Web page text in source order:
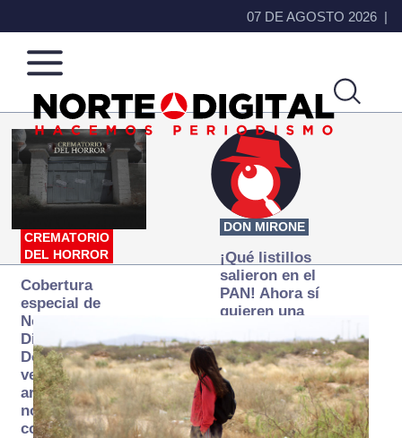
07 DE AGOSTO 2026
Norte
de
Ciudad
Más
que
noticias,
hacemos periodismo
CREMATORIO
DEL HORROR
Cobertura
especial de
Norte
Digital:
Donde la
verdad
arde… pero
no se
consume
DON MIRONE
¡Qué listillos
salieron en el
PAN! Ahora sí
quieren una
autónoma… y
transexenal